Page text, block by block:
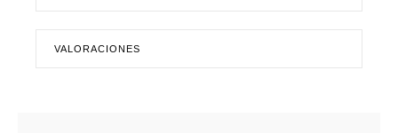
VALORACIONES